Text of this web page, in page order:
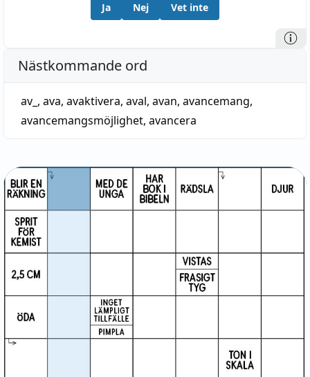
Ja Nej Vet inte
Nästkommande ord
av_ , ava, avaktivera, aval, avan, avancemang,
avancemangsmöjlighet, avancera